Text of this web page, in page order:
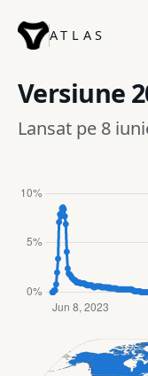
ATLAS
Versiune
Lansat pe 8